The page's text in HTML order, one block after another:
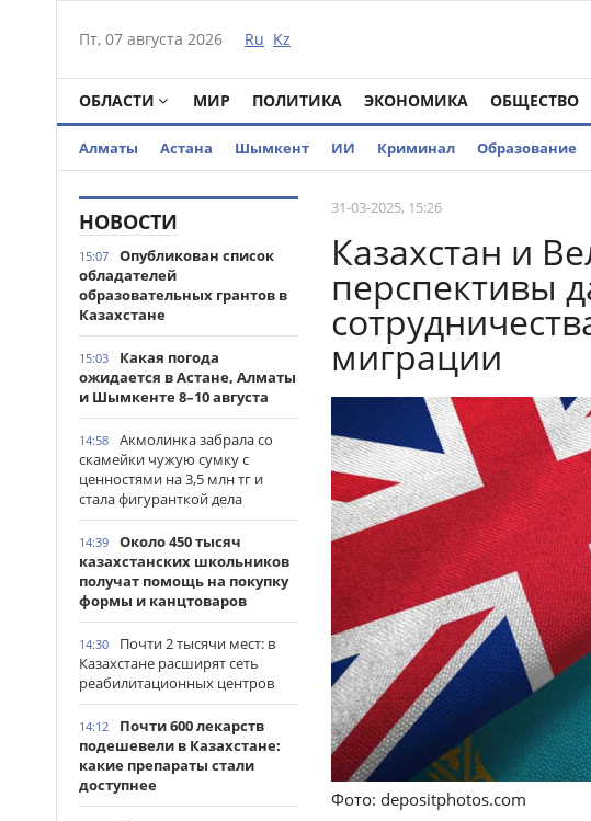
Пт, 07 августа 2026 Ru Kz
ОБЛАСТИ МИР ПОЛИТИКА ЭКОНОМИКА ОБЩЕСТВО
Алматы Астана Шымкент ИИ Криминал Образование
НОВОСТИ
15:07
Опубликован список
обладателей
образовательных грантов в
Казахстане
15:03
Какая погода
ожидается в Астане, Алматы
и Шымкенте 8–10 августа
14:58
Акмолинка забрала со
скамейки чужую сумку с
ценностями на 3,5 млн тг и
стала фигуранткой дела
14:39
Около 450 тысяч
казахстанских школьников
получат помощь на покупку
формы и канцтоваров
14:30
Почти 2 тысячи мест: в
Казахстане расширят сеть
реабилитационных центров
14:12
Почти 600 лекарств
подешевели в Казахстане:
какие препараты стали
доступнее
31-03-2025, 15:26
Казахстан и
перспективы
миграции
Фото: depositphotos.com